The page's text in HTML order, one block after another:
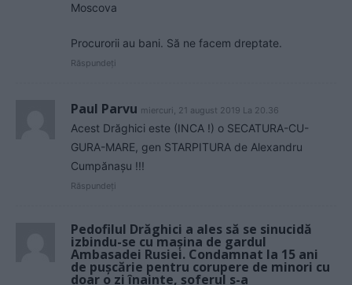
Moscova
Procurorii au bani. Să ne facem dreptate.
Răspundeți
Paul Parvu miercuri, 21 august 2019 La 20.36
Acest Drăghici este (INCA !) o SECATURA-CU-
GURA-MARE, gen STARPITURA de Alexandru
Cumpănașu !!!
Răspundeți
Pedofilul Drăghici a ales să se sinucidă
izbindu-se cu mașina de gardul
Ambasadei Rusiei. Condamnat la 15 ani
de pușcărie pentru corupere de minori cu
doar o zi înainte, șoferul s-a